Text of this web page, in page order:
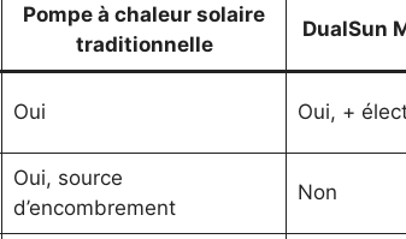
Pompe à chaleur solaire
traditionnelle
DualSun
Oui Oui, +
Oui, source
d’encombrement
Non